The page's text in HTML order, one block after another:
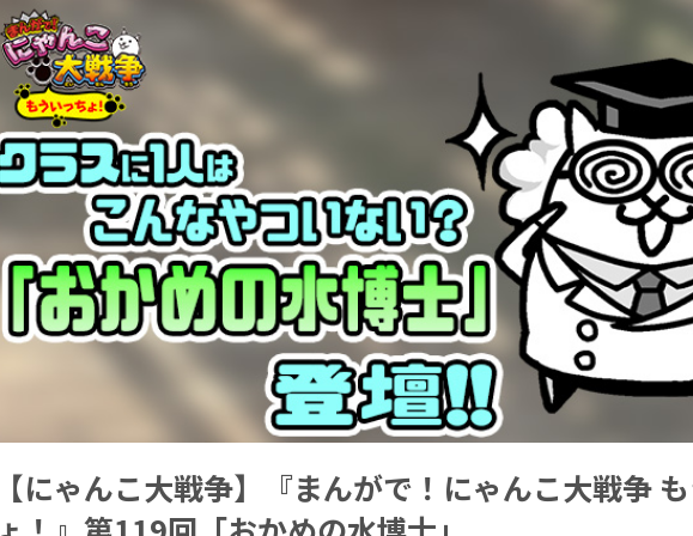
【にゃんこ大戦争】『まんがで！にゃんこ大戦争